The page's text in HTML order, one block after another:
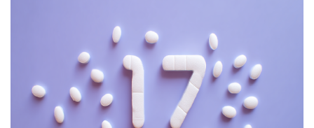
Я согласен на обработку моих персональных данных